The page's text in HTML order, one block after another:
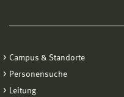
Campus & Standorte
Personensuche
Leitung